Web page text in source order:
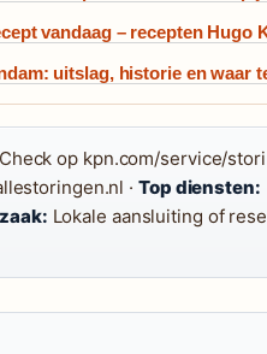
vandaag – recepten Hugo
uitslag, historie en waar
Check op kpn.com/service/
· Top diensten:
Lokale aansluiting of